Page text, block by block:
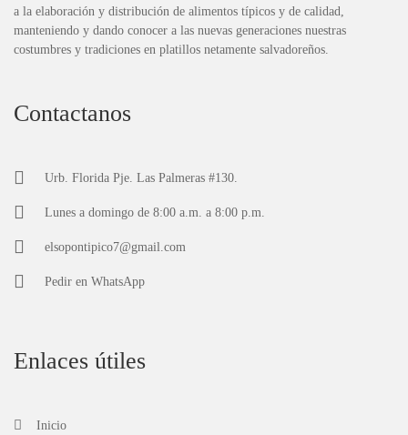
a la elaboración y distribución de alimentos típicos y de calidad,
manteniendo y dando conocer a las nuevas generaciones nuestras
costumbres y tradiciones en platillos netamente salvadoreños.
Contactanos
Urb. Florida Pje. Las Palmeras #130.
Lunes a domingo de 8:00 a.m. a 8:00 p.m.
elsopontipico7@gmail.com
Pedir en WhatsApp
Enlaces útiles
Inicio